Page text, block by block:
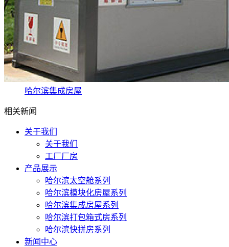
哈尔滨集成房屋
相关新闻
关于我们
关于我们
工厂厂房
产品展示
哈尔滨太空舱系列
哈尔滨模块化房屋系列
哈尔滨集成房屋系列
哈尔滨打包箱式房系列
哈尔滨快拼房系列
新闻中心